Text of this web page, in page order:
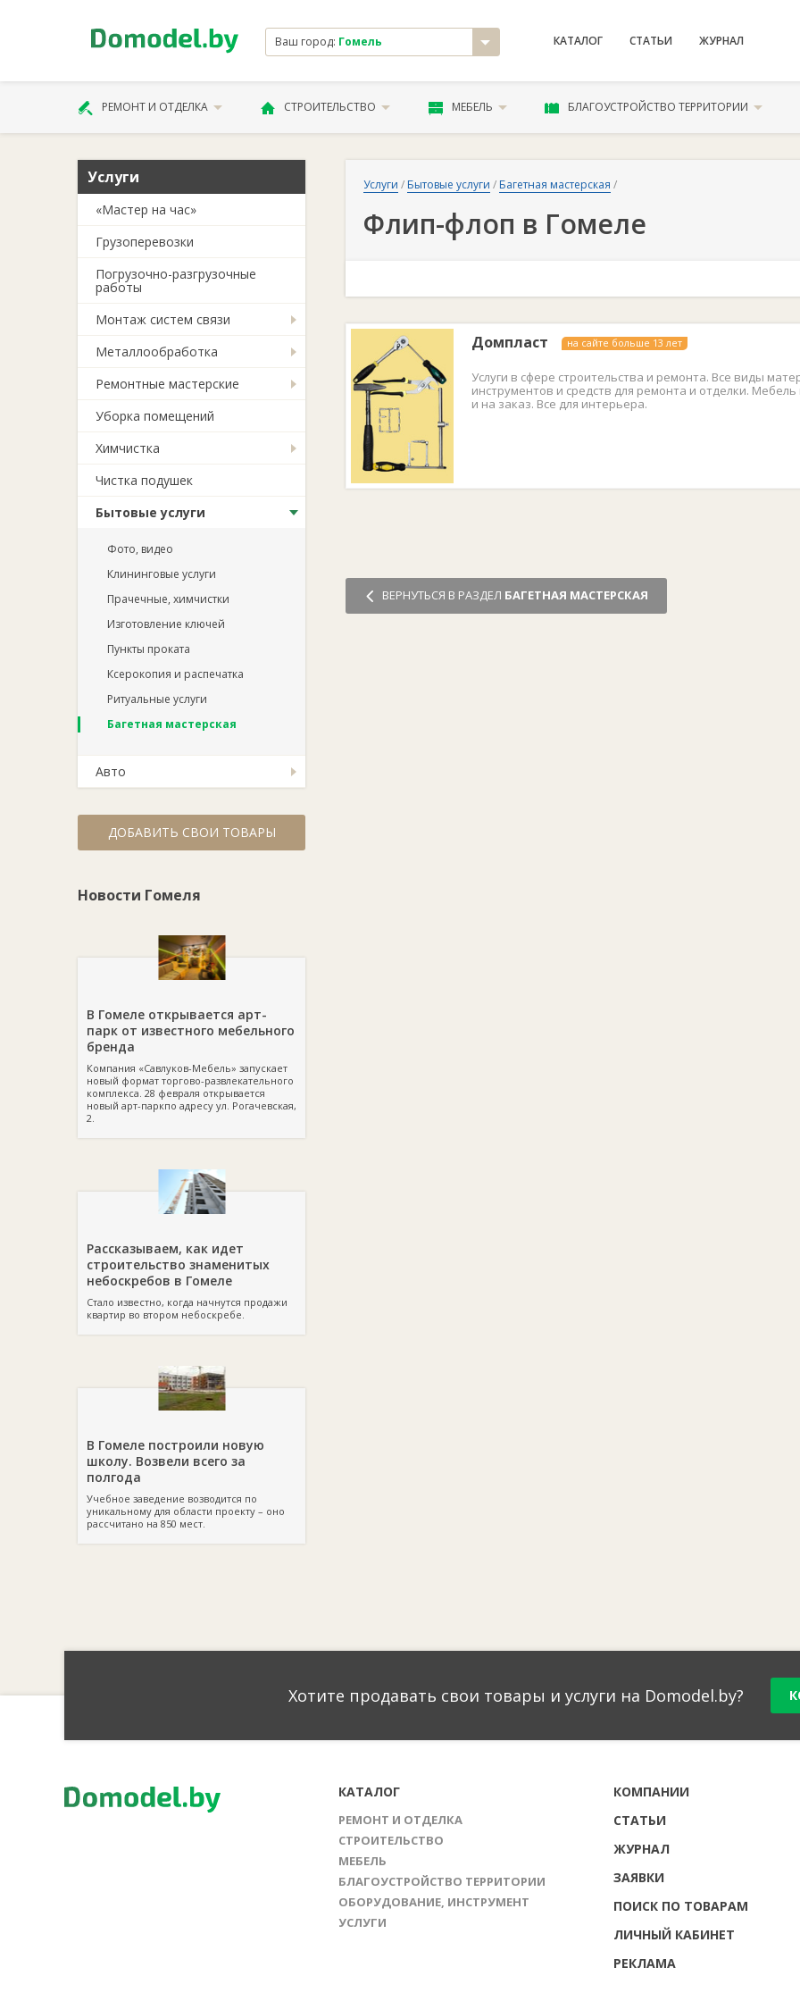
Ваш город: Гомель КАТАЛОГ СТАТЬИ ЖУРНАЛ
РЕМОНТ И ОТДЕЛКА СТРОИТЕЛЬСТВО МЕБЕЛЬ БЛАГОУСТРОЙСТВО ТЕРРИТОРИИ
Услуги
«Мастер на час»
Грузоперевозки
Погрузочно-разгрузочные
работы
Монтаж систем связи
Металлообработка
Ремонтные мастерские
Уборка помещений
Химчистка
Чистка подушек
Бытовые услуги
Фото, видео
Клининговые услуги
Прачечные, химчистки
Изготовление ключей
Пункты проката
Ксерокопия и распечатка
Ритуальные услуги
Багетная мастерская
Авто
ДОБАВИТЬ СВОИ ТОВАРЫ
Новости Гомеля
В Гомеле открывается арт-
парк от известного мебельного
бренда
Компания «Савлуков-Мебель» запускает
новый формат торгово-развлекательного
комплекса. 28 февраля открывается
новый арт-паркпо адресу ул. Рогачевская,
2.
Рассказываем, как идет
строительство знаменитых
небоскребов в Гомеле
Стало известно, когда начнутся продажи
квартир во втором небоскребе.
В Гомеле построили новую
школу. Возвели всего за
полгода
Учебное заведение возводится по
уникальному для области проекту – оно
рассчитано на 850 мест.
Услуги / Бытовые услуги / Багетная мастерская /
Флип-флоп в Гомеле
Домпласт на сайте больше 13 лет
Услуги в сфере строительства и ремонта. Все виды
инструментов и средств для ремонта и отделки. Мебель
и на заказ. Все для интерьера.
ВЕРНУТЬСЯ В РАЗДЕЛ БАГЕТНАЯ МАСТЕРСКАЯ
Хотите продавать свои товары и услуги на Domodel.by?
КАТАЛОГ
РЕМОНТ И ОТДЕЛКА
СТРОИТЕЛЬСТВО
МЕБЕЛЬ
БЛАГОУСТРОЙСТВО ТЕРРИТОРИИ
ОБОРУДОВАНИЕ, ИНСТРУМЕНТ
УСЛУГИ
КОМПАНИИ
СТАТЬИ
ЖУРНАЛ
ЗАЯВКИ
ПОИСК ПО ТОВАРАМ
ЛИЧНЫЙ КАБИНЕТ
РЕКЛАМА